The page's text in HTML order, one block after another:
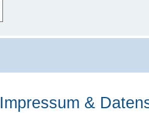
Impressum &